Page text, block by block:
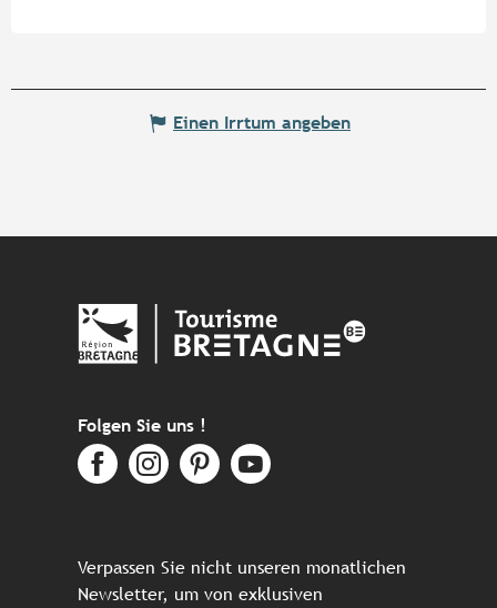
Einen Irrtum angeben
Folgen Sie uns !
Verpassen Sie nicht unseren monatlichen
Newsletter, um von exklusiven